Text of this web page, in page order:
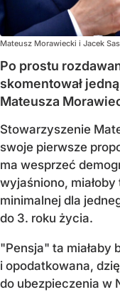
Mateusz Morawiecki i Jacek
Po prostu
skomentował
Mateusza
Stowarzyszenie
swoje pierwsze
ma wesprzeć
wyjaśniono,
minimalnej dla
do 3. roku życia.
"Pensja" ta miałaby
i opodatkowana,
do ubezpieczenia w